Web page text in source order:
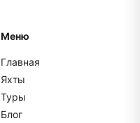
Меню
Главная
Яхты
Туры
Блог